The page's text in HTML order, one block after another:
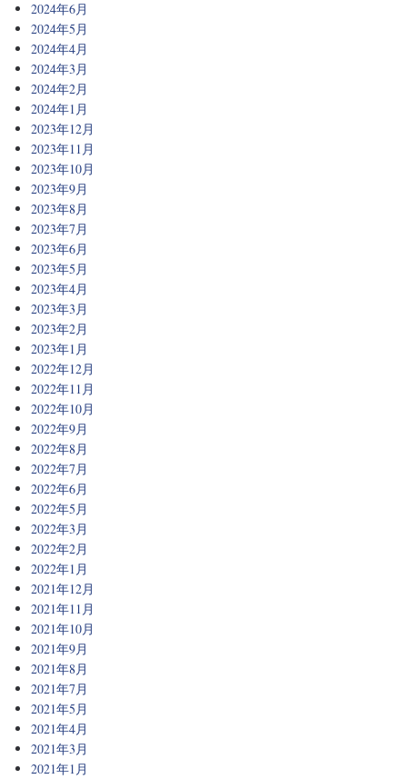
2024年6月
2024年5月
2024年4月
2024年3月
2024年2月
2024年1月
2023年12月
2023年11月
2023年10月
2023年9月
2023年8月
2023年7月
2023年6月
2023年5月
2023年4月
2023年3月
2023年2月
2023年1月
2022年12月
2022年11月
2022年10月
2022年9月
2022年8月
2022年7月
2022年6月
2022年5月
2022年3月
2022年2月
2022年1月
2021年12月
2021年11月
2021年10月
2021年9月
2021年8月
2021年7月
2021年5月
2021年4月
2021年3月
2021年1月